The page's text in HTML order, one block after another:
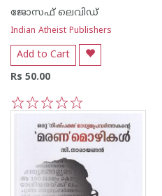
ജോസഫ് ലെവിഡ്
Indian Atheist Publishers
Add to Cart
Rs 50.00